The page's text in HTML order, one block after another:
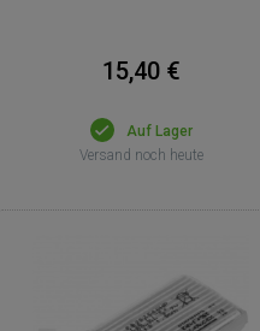
15,40 €
Auf Lager
Versand noch heute